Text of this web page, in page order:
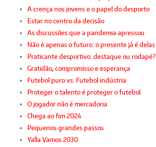
A crença nos jovens e o papel do desporto
Estar no centro da decisão
As discussões que a pandemia apressou
Não é apenas o futuro: o presente já é delas
Praticante desportivo: destaque ou rodapé?
Gratidão, compromisso e esperança
Futebol puro vs. Futebol indústria
Proteger o talento é proteger o futebol
O jogador não é mercadoria
Chega ao fim 2024
Pequenos grandes passos
Yalla Vamos 2030